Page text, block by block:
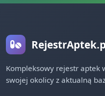
Kompleksowy rejestr aptek
swojej okolicy z aktualną